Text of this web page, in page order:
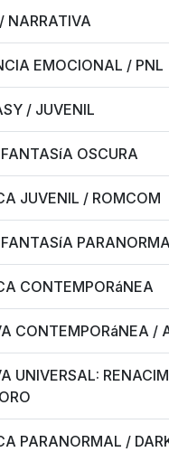
NARRATIVA
EMOCIONAL / PNL
/ JUVENIL
OSCURA
JUVENIL / ROMCOM
CONTEMPORáNEA
CONTEMPORáNEA /
UNIVERSAL:
PARANORMAL /